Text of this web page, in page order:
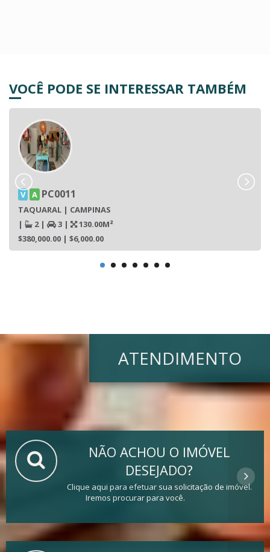
VOCÊ PODE SE INTERESSAR TAMBÉM
V A PC0011
TAQUARAL | CAMPINAS
|
2 | 3 |
130.00M²
$380,000.00 | $6,000.00
ATENDIMENTO
NÃO ACHOU O IMÓVEL
DESEJADO?
Clique aqui para efetuar sua solicitação de imóvel.
Iremos procurar para você.